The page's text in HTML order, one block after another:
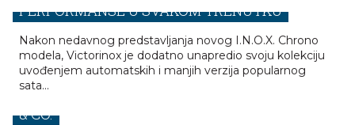
PERFORMANSE U SVAKOM TRENUTKU
Nakon nedavnog predstavljanja novog I.N.O.X. Chrono
modela, Victorinox je dodatno unapredio svoju kolekciju
uvođenjem automatskih i manjih verzija popularnog
sata...
DŽEJ ZI JE PRVA OSOBA KOJA POSEDUJE
NEVEROVATAN BUGATTI TOURBILLON JACOB
& CO.